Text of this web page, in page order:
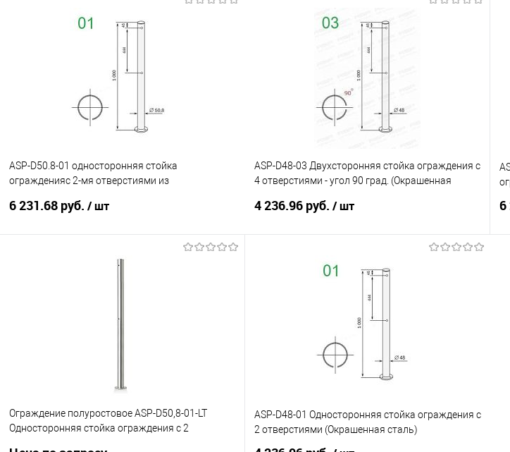
ASP-D50.8-01 односторонняя стойка
огражденияс 2-мя отверстиями из
6 231.68 руб. / шт
В корзину
ASP-D48-03 Двухсторонняя стойка ограждения c
4 отверстиями - угол 90 град. (Окрашенная
4 236.96 руб. / шт 6
Ограждение полуростовое ASP-D50,8-01-LT
Односторонняя стойка ограждения c 2
ASP-D48-01 Односторонняя стойка ограждения c
2 отверстиями (Окрашенная сталь)